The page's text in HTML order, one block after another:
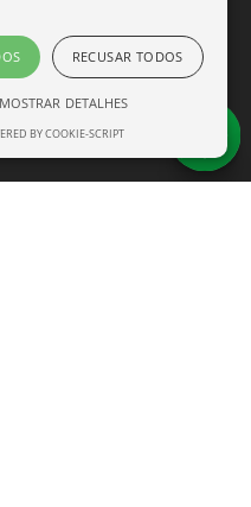
li e concordo
RECUSAR TODOS
MOSTRAR DETALHES
NECESSÁRIO
BY COOKIE-SCRIPT